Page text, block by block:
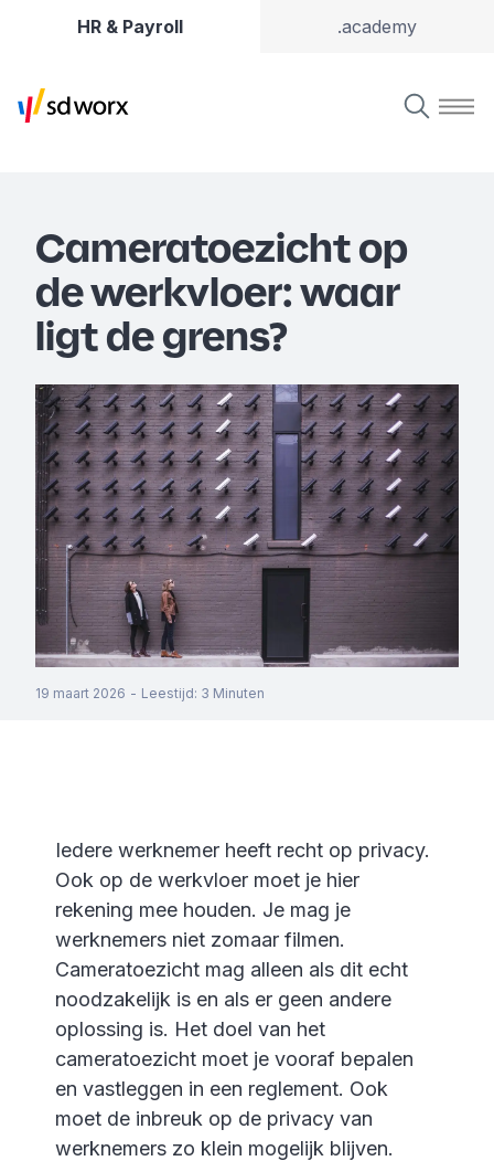
HR & Payroll .academy
Cameratoezicht op
de werkvloer: waar
ligt de grens?
19 maart 2026 - Leestijd: 3 Minuten
Iedere werknemer heeft recht op privacy.
Ook op de werkvloer moet je hier
rekening mee houden. Je mag je
werknemers niet zomaar filmen.
Cameratoezicht mag alleen als dit echt
noodzakelijk is en als er geen andere
oplossing is. Het doel van het
cameratoezicht moet je vooraf bepalen
en vastleggen in een reglement. Ook
moet de inbreuk op de privacy van
werknemers zo klein mogelijk blijven.